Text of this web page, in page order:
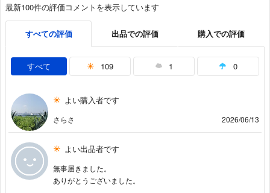
最新100件の評価コメントを表示しています
すべての評価 出品での評価 購入での評価
すべて 109 1 0
よい購入者です
さらさ 2026/06/13
よい出品者です
無事届きました。
ありがとうございました。